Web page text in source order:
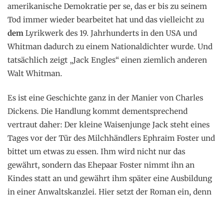
amerikanische Demokratie per se, das er bis zu seinem
Tod immer wieder bearbeitet hat und das vielleicht zu
dem Lyrikwerk des 19. Jahrhunderts in den USA und
Whitman dadurch zu einem Nationaldichter wurde. Und
tatsächlich zeigt „Jack Engles“ einen ziemlich anderen
Walt Whitman.
Es ist eine Geschichte ganz in der Manier von Charles
Dickens. Die Handlung kommt dementsprechend
vertraut daher: Der kleine Waisenjunge Jack steht eines
Tages vor der Tür des Milchhändlers Ephraim Foster und
bittet um etwas zu essen. Ihm wird nicht nur das
gewährt, sondern das Ehepaar Foster nimmt ihn an
Kindes statt an und gewährt ihm später eine Ausbildung
in einer Anwaltskanzlei. Hier setzt der Roman ein, denn